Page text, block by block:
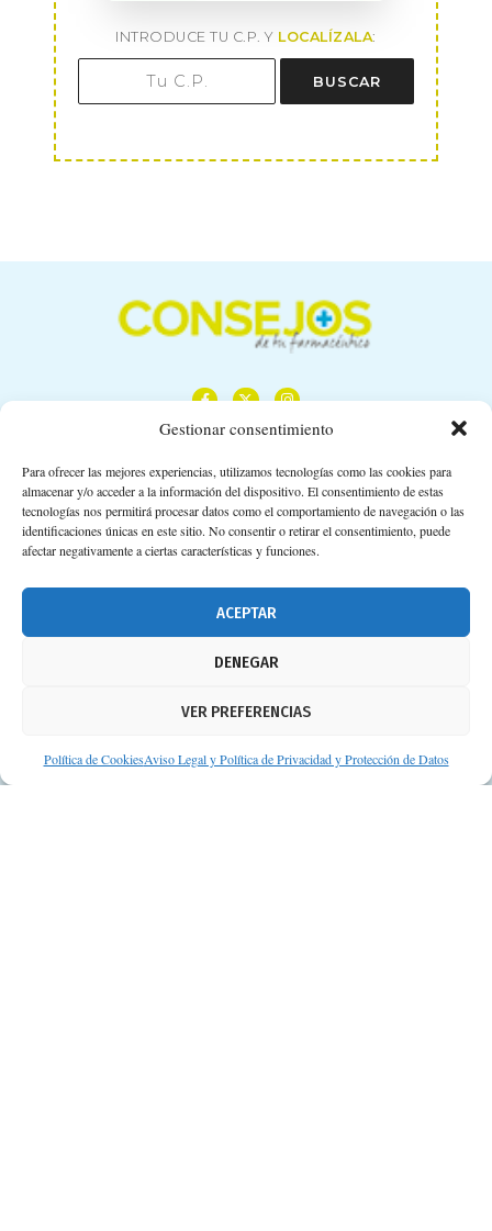
Gestionar consentimiento
Para ofrecer las mejores experiencias, utilizamos tecnologías como las cookies para
almacenar y/o acceder a la información del dispositivo. El consentimiento de estas
tecnologías nos permitirá procesar datos como el comportamiento de navegación o las
identificaciones únicas en este sitio. No consentir o retirar el consentimiento, puede
afectar negativamente a ciertas características y funciones.
ACEPTAR
DENEGAR
VER PREFERENCIAS
Política de CookiesAviso Legal y Política de Privacidad y Protección de Datos
INTRODUCE TU C.P. Y LOCALÍZALA:
BUSCAR
Calle Camino de los Descubrimientos, 11,
Planta 3ª 41092 – Sevilla
674 02 62 03
Aviso legal
Protección de datos personales
Suscripción a Newsletter